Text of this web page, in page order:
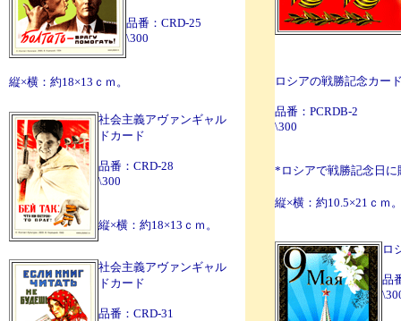
品番：CRD-25
\300
縦×横：約18×13ｃｍ。
社会主義アヴァンギャル
ドカード
品番：CRD-28
\300
縦×横：約18×13ｃｍ。
社会主義アヴァンギャル
ドカード
品番：CRD-31
ロシアの戦勝記念カー
品番：PCRDB-2
\300
*ロシアで戦勝記念日に
縦×横：約10.5×21ｃｍ
ロ
品